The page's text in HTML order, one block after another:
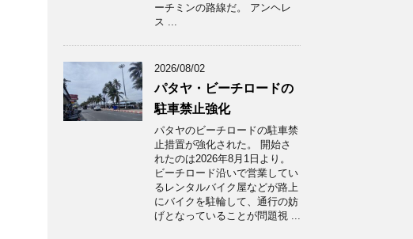
ーチミンの路線だ。 アンヘレ
ス ...
2026/08/02
パタヤ・ビーチロードの
駐車禁止強化
パタヤのビーチロードの駐車禁
止措置が強化された。 開始さ
れたのは2026年8月1日より。
ビーチロード沿いで営業してい
るレンタルバイク屋などが路上
にバイクを駐輪して、通行の妨
げとなっていることが問題視 ...